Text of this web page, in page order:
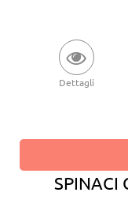
Dettagli
SPINACI